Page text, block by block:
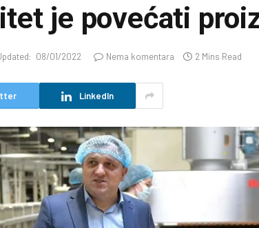
je povećati
08/01/2022 Nema komentara 2 Mins Read
LinkedIn